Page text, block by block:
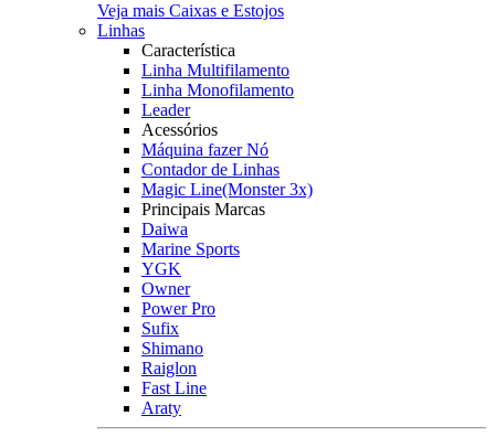
Veja mais Caixas e Estojos
Linhas
Característica
Linha Multifilamento
Linha Monofilamento
Leader
Acessórios
Máquina fazer Nó
Contador de Linhas
Magic Line(Monster 3x)
Principais Marcas
Daiwa
Marine Sports
YGK
Owner
Power Pro
Sufix
Shimano
Raiglon
Fast Line
Araty